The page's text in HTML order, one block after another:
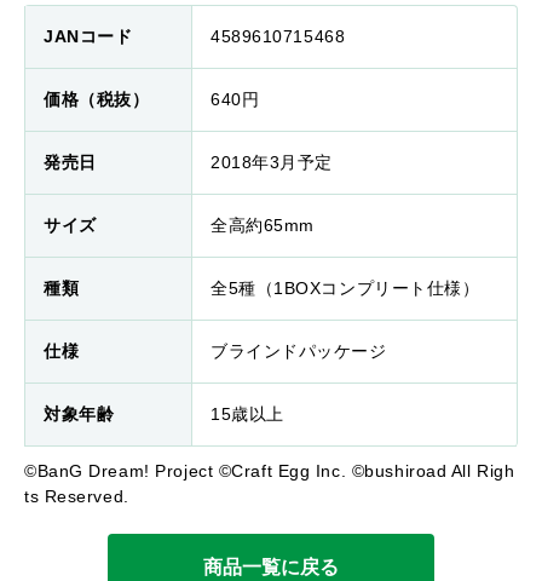
JANコード 4589610715468
価格（税抜） 640円
発売日 2018年3月予定
サイズ 全高約65mm
種類 全5種（1BOXコンプリート仕様）
仕様 ブラインドパッケージ
対象年齢 15歳以上
©BanG Dream! Project ©Craft Egg Inc. ©bushiroad All Righ
ts Reserved.
商品一覧に戻る